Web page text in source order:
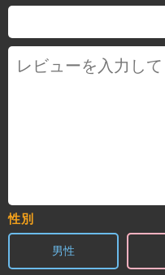
性別
男性